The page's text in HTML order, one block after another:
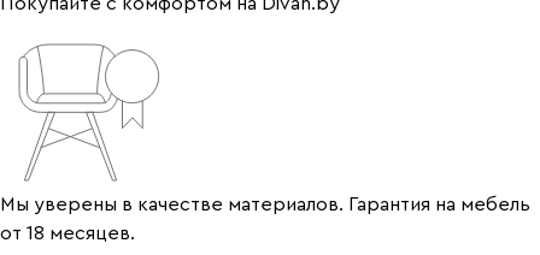
Покупайте с комфортом на Divan.by
Мы уверены в качестве материалов. Гарантия на мебель
от 18 месяцев.